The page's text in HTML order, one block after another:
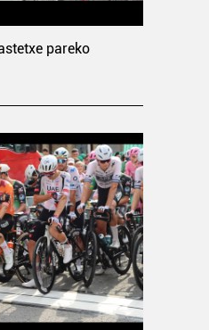
pareko